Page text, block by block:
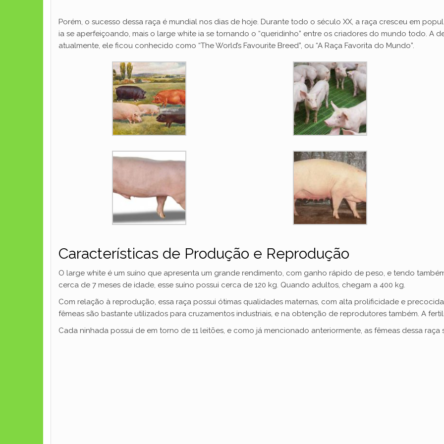
i
d
e
o
Porém, o sucesso dessa raça é mundial nos dias de hoje. Durante todo o século XX, a raça cresceu em
ia se aperfeiçoando, mais o large white ia se tornando o “queridinho” entre os criadores do mundo todo. A
atualmente, ele ficou conhecido como “The World’s Favourite Breed”, ou “A Raça Favorita do Mundo”.
Características de Produção e Reprodução
O large white é um suíno que apresenta um grande rendimento, com ganho rápido de peso, e tendo
cerca de 7 meses de idade, esse suíno possui cerca de 120 kg. Quando adultos, chegam a 400 kg.
Com relação à reprodução, essa raça possui ótimas qualidades maternas, com alta prolificidade e
fêmeas são bastante utilizados para cruzamentos industriais, e na obtenção de reprodutores também. A
Cada ninhada possui de em torno de 11 leitões, e como já mencionado anteriormente, as fêmeas dessa